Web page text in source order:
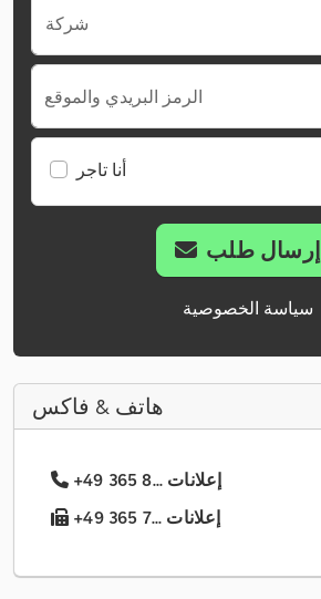
شركة
الرمز البريدي والموقع
أنا تاجر
إرسال طلب
سياسة الخصوصية
هاتف & فاكس
+49 365 8... إعلانات
+49 365 7... إعلانات